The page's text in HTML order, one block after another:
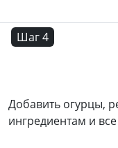
Шаг 4
Добавить огурцы,
ингредиентам и